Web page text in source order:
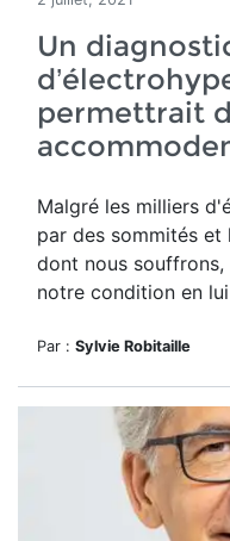
Un
permettrait
Malgré les milliers
par des sommités
dont nous souffrons,
notre condition en
Par : Sylvie Robitaille